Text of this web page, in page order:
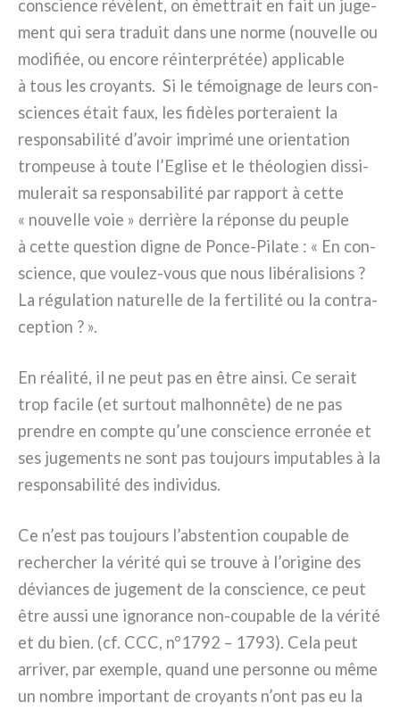
con­scien­ce révè­lent, on émet­trait en fait un juge­
ment qui sera tra­duit dans une nor­me (nou­vel­le ou
modi­fiée, ou enco­re réin­ter­pré­tée) appli­ca­ble
à tous les croyan­ts. Si le témoi­gna­ge de leurs con­
scien­ces était faux, les fidè­les por­te­ra­ient la
respon­sa­bi­li­té d’avoir impri­mé une orien­ta­tion
trom­peu­se à tou­te l’Eglise et le théo­lo­gien dis­si­
mu­le­rait sa respon­sa­bi­li­té par rap­port à cet­te
« nou­vel­le voie » der­riè­re la répon­se du peu­ple
à cet­te que­stion digne de Ponce-Pilate : « En con­
scien­ce, que voulez-vous que nous libé­ra­li­sions ?
La régu­la­tion natu­rel­le de la fer­ti­li­té ou la con­tra­
cep­tion ? ».
En réa­li­té, il ne peut pas en être ain­si. Ce serait
trop faci­le (et sur­tout malhon­nê­te) de ne pas
pren­dre en comp­te qu’une con­scien­ce erro­née et
ses juge­men­ts ne sont pas tou­jours impu­ta­bles à la
respon­sa­bi­li­té des indi­vi­dus.
Ce n’est pas tou­jours l’abstention cou­pa­ble de
recher­cher la véri­té qui se trou­ve à l’origine des
dévian­ces de juge­ment de la con­scien­ce, ce peut
être aus­si une igno­ran­ce non-coupable de la véri­té
et du bien. (cf. CCC, n°1792 – 1793). Cela peut
arri­ver, par exem­ple, quand une per­son­ne ou même
un nom­bre impor­tant de croyan­ts n’ont pas eu la